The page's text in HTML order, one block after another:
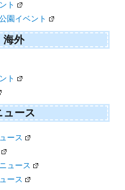
ト
園イベント
海外
ト
ュース
ース
ュース
ース